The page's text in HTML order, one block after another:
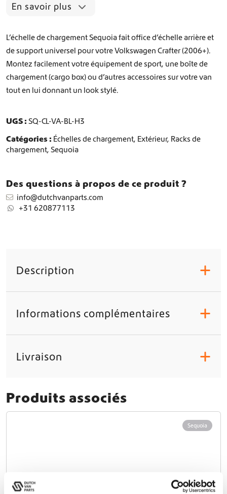
h
e
l
l
e
d
c
a
r
m
n
t
En savoir plus
L’échelle de chargement Sequoia fait office d’échelle arrière et
de support universel pour votre Volkswagen Crafter (2006+).
Montez facilement votre équipement de sport, une boîte de
chargement (cargo box) ou d’autres accessoires sur votre van
tout en lui donnant un look stylé.
UGS : SQ-CL-VA-BL-H3
Catégories : Échelles de chargement, Extérieur, Racks de
chargement, Sequoia
Des questions à propos de ce produit ?
info@dutchvanparts.com
+31 620877113
Description +
Informations complémentaires +
Livraison +
Produits associés
Sequoia